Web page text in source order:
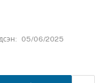
05/06/2025